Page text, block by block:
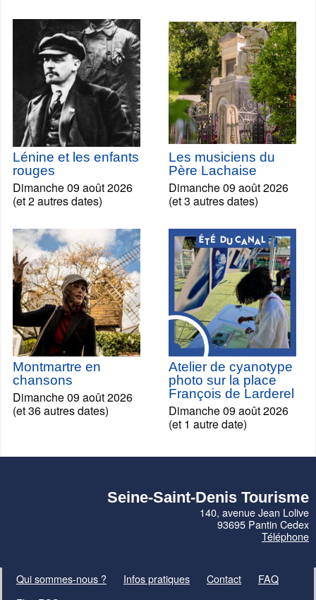
Lénine et les enfants
rouges
Dimanche 09 août 2026
(et 2 autres dates)
Les musiciens du
Père Lachaise
Dimanche 09 août 2026
(et 3 autres dates)
Montmartre en
chansons
Dimanche 09 août 2026
(et 36 autres dates)
Atelier de cyanotype
photo sur la place
François de Larderel
Dimanche 09 août 2026
(et 1 autre date)
Seine-Saint-Denis Tourisme
140, avenue Jean Lolive
93695 Pantin Cedex
Téléphone
Qui sommes-nous ? Infos pratiques Contact
FAQ